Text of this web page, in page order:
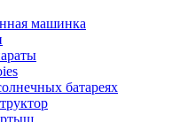
машинка
батареях